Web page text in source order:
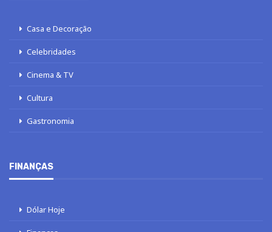
Casa e Decoração
Celebridades
Cinema & TV
Cultura
Gastronomia
FINANÇAS
Dólar Hoje